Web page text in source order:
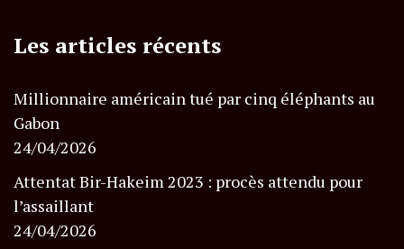
Les articles récents
Millionnaire américain tué par cinq éléphants au
Gabon
24/04/2026
Attentat Bir-Hakeim 2023 : procès attendu pour
l’assaillant
24/04/2026